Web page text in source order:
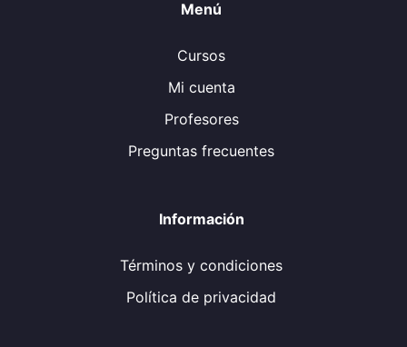
Menú
Cursos
Mi cuenta
Profesores
Preguntas frecuentes
Información
Términos y condiciones
Política de privacidad